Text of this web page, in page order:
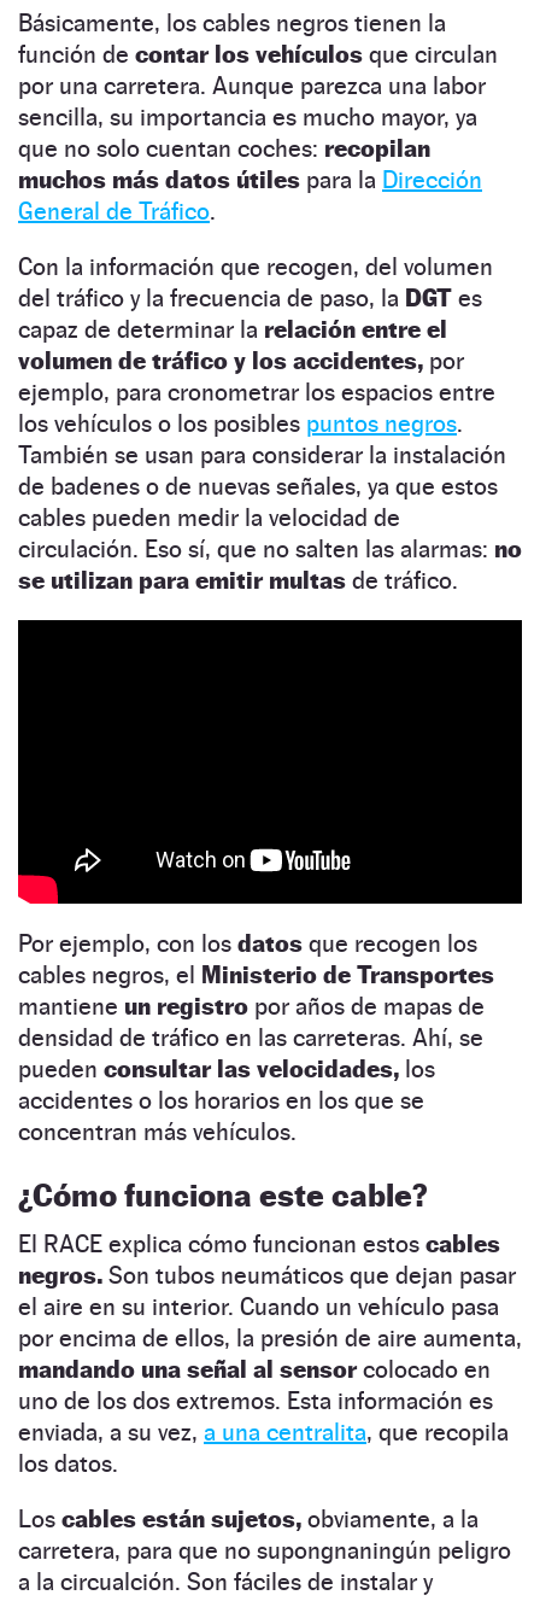
Básicamente, los cables negros tienen la
función de contar los vehículos que circulan
por una carretera. Aunque parezca una labor
sencilla, su importancia es mucho mayor, ya
que no solo cuentan coches: recopilan
muchos más datos útiles para la Dirección
General de Tráfico.
Con la información que recogen, del volumen
del tráfico y la frecuencia de paso, la DGT es
capaz de determinar la relación entre el
volumen de tráfico y los accidentes, por
ejemplo, para cronometrar los espacios entre
los vehículos o los posibles puntos negros.
También se usan para considerar la instalación
de badenes o de nuevas señales, ya que estos
cables pueden medir la velocidad de
circulación. Eso sí, que no salten las alarmas: no
se utilizan para emitir multas de tráfico.
Por ejemplo, con los datos que recogen los
cables negros, el Ministerio de Transportes
mantiene un registro por años de mapas de
densidad de tráfico en las carreteras. Ahí, se
pueden consultar las velocidades, los
accidentes o los horarios en los que se
concentran más vehículos.
¿Cómo funciona este cable?
El RACE explica cómo funcionan estos cables
negros. Son tubos neumáticos que dejan pasar
el aire en su interior. Cuando un vehículo pasa
por encima de ellos, la presión de aire aumenta,
mandando una señal al sensorcolocado en
uno de los dos extremos. Esta información es
enviada, a su vez, a una centralita, que recopila
los datos.
Los cables están sujetos, obviamente, a la
carretera, para que no supongnaningún peligro
a la circualción. Son fáciles de instalar y